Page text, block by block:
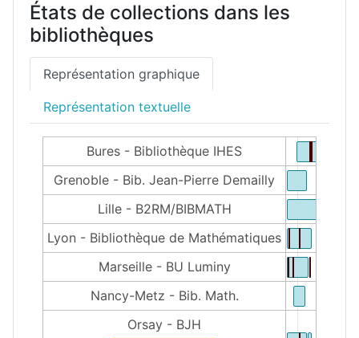
États de collections dans les
bibliothèques
Représentation graphique
Représentation textuelle
Bures - Bibliothèque IHES
Grenoble - Bib. Jean-Pierre Demailly
Lille - B2RM/BIBMATH
Lyon - Bibliothèque de Mathématiques
Marseille - BU Luminy
Nancy-Metz - Bib. Math.
Orsay - BJH